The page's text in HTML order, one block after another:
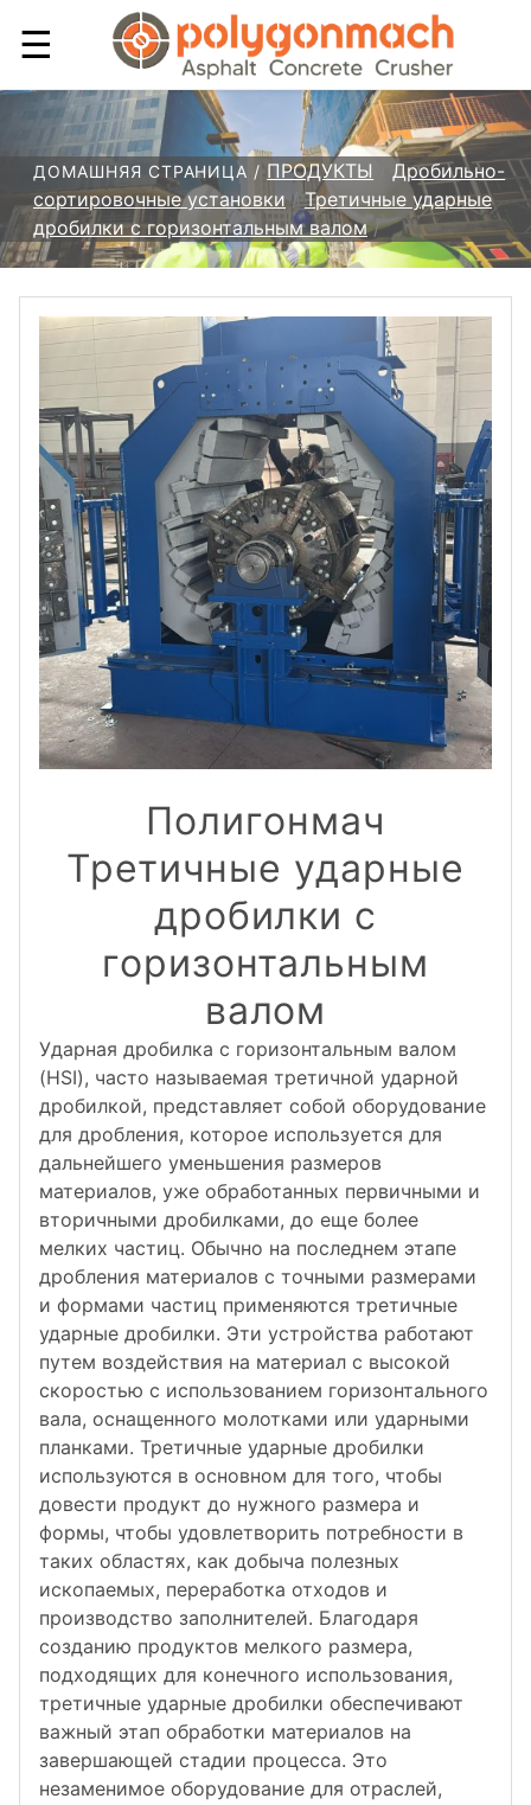
☰
ДОМАШНЯЯ СТРАНИЦА / ПРОДУКТЫ /Дробильно-
сортировочные установки/Третичные ударные
дробилки с горизонтальным валом/
Полигонмач
Третичные ударные
дробилки с
горизонтальным
валом
Ударная дробилка с горизонтальным валом
(HSI), часто называемая третичной ударной
дробилкой, представляет собой оборудование
для дробления, которое используется для
дальнейшего уменьшения размеров
материалов, уже обработанных первичными и
вторичными дробилками, до еще более
мелких частиц. Обычно на последнем этапе
дробления материалов с точными размерами
и формами частиц применяются третичные
ударные дробилки. Эти устройства работают
путем воздействия на материал с высокой
скоростью с использованием горизонтального
вала, оснащенного молотками или ударными
планками. Третичные ударные дробилки
используются в основном для того, чтобы
довести продукт до нужного размера и
формы, чтобы удовлетворить потребности в
таких областях, как добыча полезных
ископаемых, переработка отходов и
производство заполнителей. Благодаря
созданию продуктов мелкого размера,
подходящих для конечного использования,
третичные ударные дробилки обеспечивают
важный этап обработки материалов на
завершающей стадии процесса. Это
незаменимое оборудование для отраслей,